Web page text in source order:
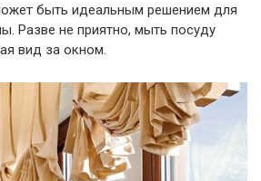
быть идеальным решением для
Разве не приятно, мыть посуду
вид за окном.